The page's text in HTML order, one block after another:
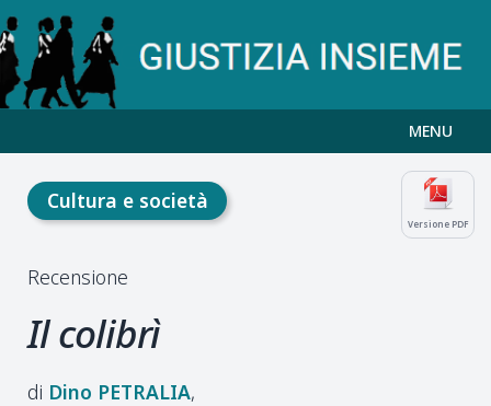
MENU
Versione PDF
Cultura e società
Recensione
Il colibrì
Dino PETRALIA